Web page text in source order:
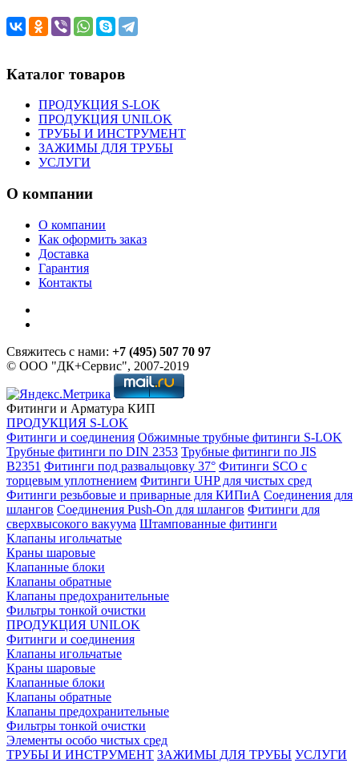
Каталог товаров
ПРОДУКЦИЯ S-LOK
ПРОДУКЦИЯ UNILOK
ТРУБЫ И ИНСТРУМЕНТ
ЗАЖИМЫ ДЛЯ ТРУБЫ
УСЛУГИ
О компании
О компании
Как оформить заказ
Доставка
Гарантия
Контакты
Свяжитесь с нами: +7 (495) 507 70 97
© ООО "ДК+Сервис", 2007-2019
Фитинги и Арматура КИП
ПРОДУКЦИЯ S-LOK
Фитинги и соединения Обжимные трубные фитинги S-LOK
Трубные фитинги по DIN 2353 Трубные фитинги по JIS
B2351 Фитинги под развальцовку 37° Фитинги SCO с
торцевым уплотнением Фитинги UHP для чистых сред
Фитинги резьбовые и приварные для КИПиА Соединения для
шлангов Соединения Push-On для шлангов Фитинги для
сверхвысокого вакуума Штампованные фитинги
Клапаны игольчатые
Краны шаровые
Клапанные блоки
Клапаны обратные
Клапаны предохранительные
Фильтры тонкой очистки
ПРОДУКЦИЯ UNILOK
Фитинги и соединения
Клапаны игольчатые
Краны шаровые
Клапанные блоки
Клапаны обратные
Клапаны предохранительные
Фильтры тонкой очистки
Элементы особо чистых сред
ТРУБЫ И ИНСТРУМЕНТ ЗАЖИМЫ ДЛЯ ТРУБЫ УСЛУГИ